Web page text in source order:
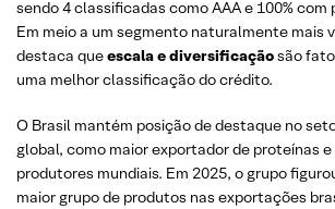
sendo 4 classificadas como AAA e 100%
Em meio a um segmento naturalmente mais
destaca queescala e diversificaçãosão
uma melhor classificação do crédito.
O Brasil mantém posição de destaque no
global, como maior exportador de proteínas
produtores mundiais. Em 2025, o grupo
maior grupo de produtos nas exportações